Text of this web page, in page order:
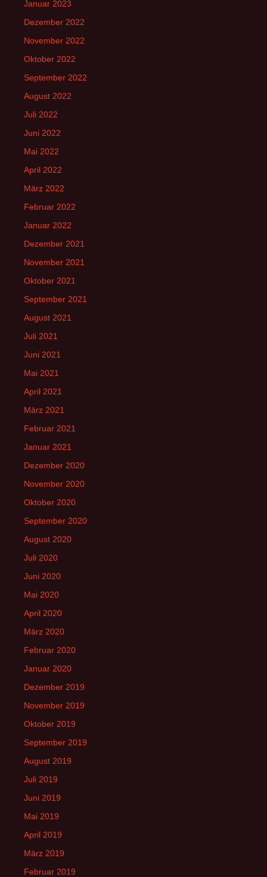
Januar 2023
Dezember 2022
November 2022
Oktober 2022
September 2022
August 2022
Juli 2022
Juni 2022
Mai 2022
April 2022
März 2022
Februar 2022
Januar 2022
Dezember 2021
November 2021
Oktober 2021
September 2021
August 2021
Juli 2021
Juni 2021
Mai 2021
April 2021
März 2021
Februar 2021
Januar 2021
Dezember 2020
November 2020
Oktober 2020
September 2020
August 2020
Juli 2020
Juni 2020
Mai 2020
April 2020
März 2020
Februar 2020
Januar 2020
Dezember 2019
November 2019
Oktober 2019
September 2019
August 2019
Juli 2019
Juni 2019
Mai 2019
April 2019
März 2019
Februar 2019